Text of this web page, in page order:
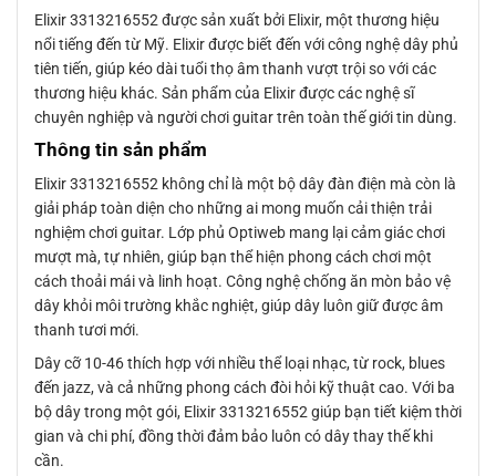
Elixir 3313216552 được sản xuất bởi Elixir, một thương hiệu
nổi tiếng đến từ Mỹ. Elixir được biết đến với công nghệ dây phủ
tiên tiến, giúp kéo dài tuổi thọ âm thanh vượt trội so với các
thương hiệu khác. Sản phẩm của Elixir được các nghệ sĩ
chuyên nghiệp và người chơi guitar trên toàn thế giới tin dùng.
Thông tin sản phẩm
Elixir 3313216552 không chỉ là một bộ dây đàn điện mà còn là
giải pháp toàn diện cho những ai mong muốn cải thiện trải
nghiệm chơi guitar. Lớp phủ Optiweb mang lại cảm giác chơi
mượt mà, tự nhiên, giúp bạn thể hiện phong cách chơi một
cách thoải mái và linh hoạt. Công nghệ chống ăn mòn bảo vệ
dây khỏi môi trường khắc nghiệt, giúp dây luôn giữ được âm
thanh tươi mới.
Dây cỡ 10-46 thích hợp với nhiều thể loại nhạc, từ rock, blues
đến jazz, và cả những phong cách đòi hỏi kỹ thuật cao. Với ba
bộ dây trong một gói, Elixir 3313216552 giúp bạn tiết kiệm thời
gian và chi phí, đồng thời đảm bảo luôn có dây thay thế khi
cần.